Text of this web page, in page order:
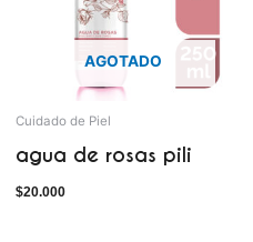
AGOTADO
Cuidado de Piel
agua de rosas pili
$20.000